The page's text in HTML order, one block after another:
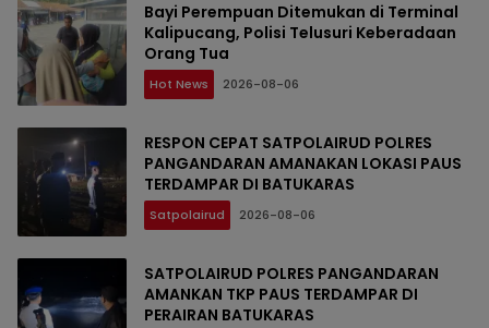
Bayi Perempuan Ditemukan di Terminal
Kalipucang, Polisi Telusuri Keberadaan
Orang Tua
Hot News 2026-08-06
RESPON CEPAT SATPOLAIRUD POLRES
PANGANDARAN AMANAKAN LOKASI PAUS
TERDAMPAR DI BATUKARAS
Satpolairud 2026-08-06
SATPOLAIRUD POLRES PANGANDARAN
AMANKAN TKP PAUS TERDAMPAR DI
PERAIRAN BATUKARAS